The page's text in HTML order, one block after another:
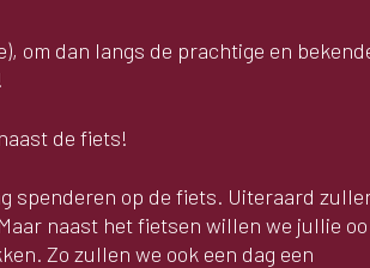
om dan langs de prachtige en
de fiets!
spenderen op de fiets. Uiteraard
naast het fietsen willen we jullie
Zo zullen we ook een dag een